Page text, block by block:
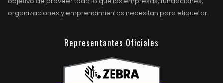
organizaciones y emprendimientos necesitan para etiquetar.
Representantes Oficiales